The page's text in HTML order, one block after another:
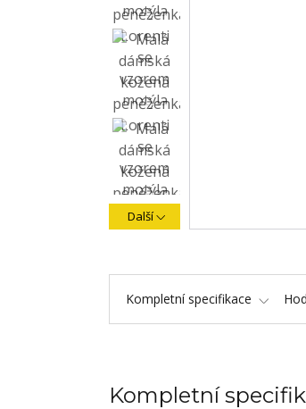
Další
Kompletní specifikace
Kompletní